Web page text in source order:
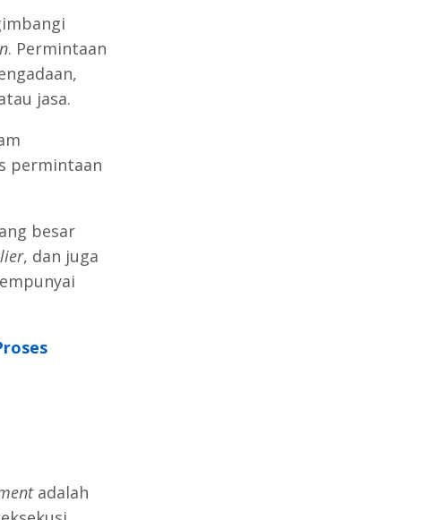
. Permintaan
jasa.
permintaan
besar
, dan juga
adalah